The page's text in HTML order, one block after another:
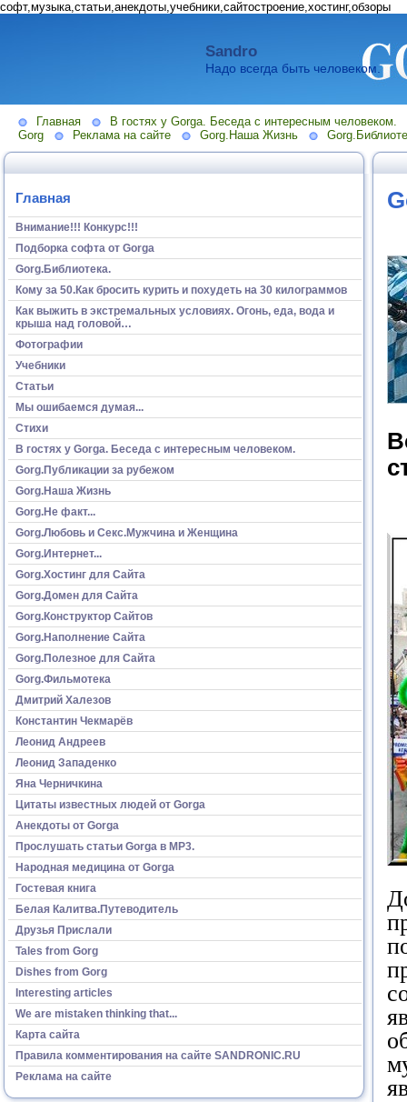
софт,музыка,статьи,анекдоты,учебники,сайтостроение,хостинг,обзоры
Sandro
Надо всегда быть человеком.
Главная
В гостях у Gorga. Беседа с интересным человеком.
Gorg
Реклама на сайте Gorg.Наша Жизнь
Главная
Внимание!!! Конкурс!!!
Подборка софта от Gorga
Gorg.Библиотека.
Кому за 50.Как бросить курить и похудеть на 30 килограммов
Как выжить в экстремальных условиях. Огонь, еда, вода и
крыша над головой…
Фотографии
Учебники
Статьи
Мы ошибаемся думая...
Стихи
В гостях у Gorga. Беседа с интересным человеком.
Gorg.Публикации за рубежом
Gorg.Наша Жизнь
Gorg.Не факт...
Gorg.Любовь и Секс.Мужчина и Женщина
Gorg.Интернет...
Gorg.Хостинг для Сайта
Gorg.Домен для Сайта
Gorg.Конструктор Сайтов
Gorg.Наполнение Сайта
Gorg.Полезное для Сайта
Gorg.Фильмотека
Дмитрий Халезов
Константин Чекмарёв
Леонид Андреев
Леонид Западенко
Яна Черничкина
Цитаты известных людей от Gorga
Анекдоты от Gorga
Прослушать статьи Gorga в МР3.
Народная медицина от Gorga
Гостевая книга
Белая Калитва.Путеводитель
Друзья Прислали
Tales from Gorg
Dishes from Gorg
Interesting articles
We are mistaken thinking that...
Карта сайта
Правила комментирования на сайте SANDRONIC.RU
Реклама на сайте